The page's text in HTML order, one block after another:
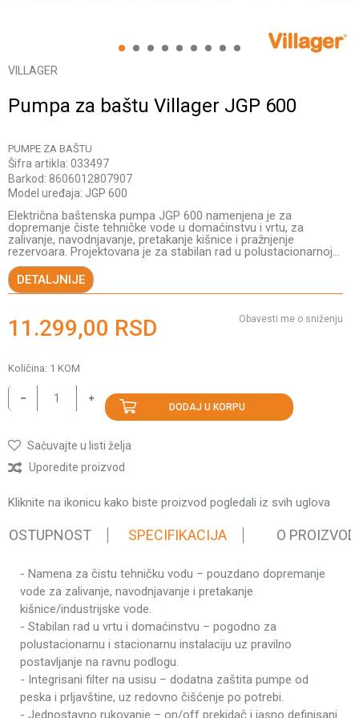
1 2 3 4 5 6 7 8 9
VILLAGER
Pumpa za baštu Villager JGP 600
PUMPE ZA BAŠTU
Šifra artikla: 033497
Barkod: 8606012807907
Model uređaja: JGP 600
Električna baštenska pumpa JGP 600 namenjena je za
dopremanje čiste tehničke vode u domaćinstvu i vrtu, za
zalivanje, navodnjavanje, pretakanje kišnice i pražnjenje
rezervoara. Projektovana je za stabilan rad u polustacionarnoj...
DETALJNIJE
11.299,00 RSD Obavesti me o sniženju
Količina: 1 KOM
DODAJ U KORPU
Sačuvajte u listi želja
Uporedite proizvod
Kliknite na ikonicu kako biste proizvod pogledali iz svih uglova
SPECIFIKACIJA O
Karakteristika Vrednost
Kategorija
Pumpe za
baštu
Težina pakovanja
7.74 kg
Brend
Villager
Tip elektromotora
Kolektorski
- Namena za čistu tehničku vodu – pouzdano dopremanje
vode za zalivanje, navodnjavanje i pretakanje
kišnice/industrijske vode.
- Stabilan rad u vrtu i domaćinstvu – pogodno za
polustacionarnu i stacionarnu instalaciju uz pravilno
postavljanje na ravnu podlogu.
- Integrisani filter na usisu – dodatna zaštita pumpe od
peska i prljavštine, uz redovno čišćenje po potrebi.
- Jednostavno rukovanje – on/off prekidač i jasno definisani